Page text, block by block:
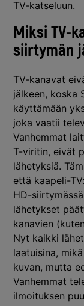
TV-katseluun.
Miksi TV-
siirtymän
TV-kanavat
jälkeen, koska
käyttämään
joka vaatii
Vanhemmat
T-viritin, eivät
lähetyksiä.
että kaapeli-
HD-
lähetykset
kanavien
Nyt kaikki
laatuisina,
kuvan, mutta
Vanhemmat
ilmoituksen